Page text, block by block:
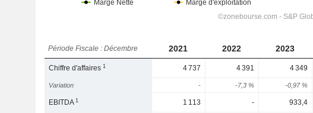
Période Fiscale : Décembre 2021 2022 2023
Chiffre d'affaires1 4 737 4 391 4 349
Variation - -7,3 % -0,97 %
EBITDA1 1 113 - 933,4